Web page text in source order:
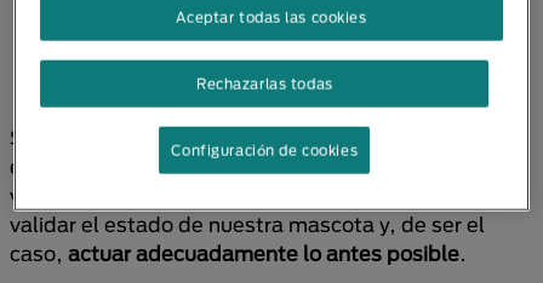
Pérdida de peso
Pérdida de pelaje
Infecciones bacterianas, fúngicas o candidiasis
Si notas que tu fiel amigo presenta cualquiera de
estas señales, lo mejor será consultar con un
veterinario. De esta manera, el profesional podrá
validar el estado de nuestra mascota y, de ser el
caso, actuar adecuadamente lo antes posible.
Rechazarlas todas
Aceptar todas las cookies
Configuración de cookies